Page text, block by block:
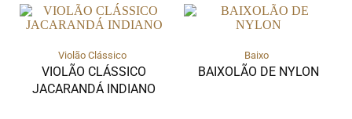
Violão Clássico
VIOLÃO CLÁSSICO
JACARANDÁ INDIANO
Baixo
BAIXOLÃO DE NYLON